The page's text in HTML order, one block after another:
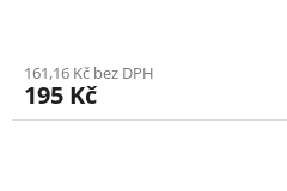
161,16 Kč bez DPH
195 Kč